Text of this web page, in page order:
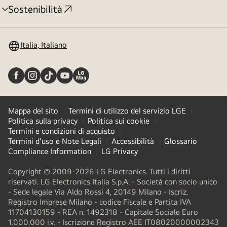
Sostenibilità
Attivazione
Italia, Italiano
Mappa del sito
Termini di utilizzo del servizio LGE
Politica sulla privacy
Politica sui cookie
Termini e condizioni di acquisto
Termini d'uso e Note Legali
Accessibilità
Glossario
Compliance Information
LG Privacy
Copyright © 2009-2026 LG Electronics. Tutti i diritti
riservati. LG Electronics Italia S.p.A. - Società con socio unico
- Sede legale Via Aldo Rossi 4, 20149 Milano - Iscriz.
Registro Imprese Milano - codice Fiscale e Partita IVA
11704130159 - REA n. 1492318 - Capitale Sociale Euro
1.000.000 i.v. - Iscrizione Registro AEE IT08020000002343​